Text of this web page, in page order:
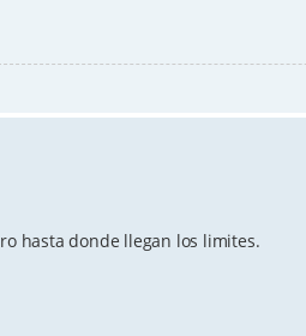
hasta donde llegan los limites.